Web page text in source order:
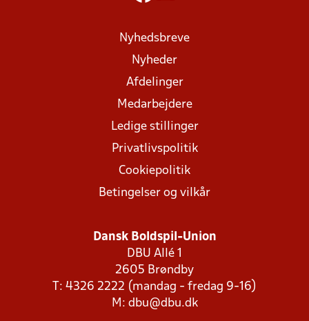
Nyhedsbreve
Nyheder
Afdelinger
Medarbejdere
Ledige stillinger
Privatlivspolitik
Cookiepolitik
Betingelser og vilkår
Dansk Boldspil-Union
DBU Allé 1
2605 Brøndby
T: 4326 2222 (mandag - fredag 9-16)
M: dbu@dbu.dk